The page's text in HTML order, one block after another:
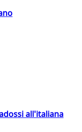
all'italiana